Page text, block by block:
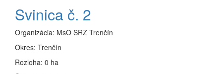
Svinica č. 2
Organizácia: MsO SRZ Trenčín
Okres: Trenčín
Rozloha: 0 ha